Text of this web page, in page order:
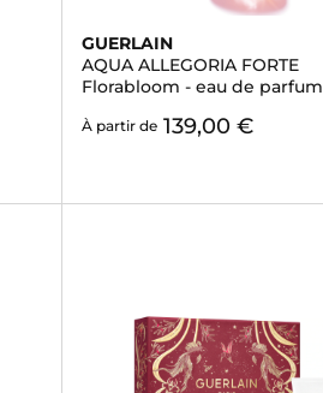
GUERLAIN
AQUA ALLEGORIA FORTE
Florabloom - eau de parfum
À partir de 139,00 €